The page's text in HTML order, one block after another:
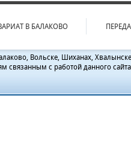
В БАЛАКОВО
Вольске, Шиханах,
связанным с работой данного